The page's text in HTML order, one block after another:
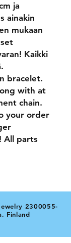
ja
ainakin
mukaan
Kaikki
bracelet.
with at
chain.
your order
All parts
2300055-
Finland